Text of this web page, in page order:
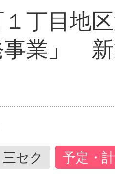
１丁目地
事業」
セク 予定・